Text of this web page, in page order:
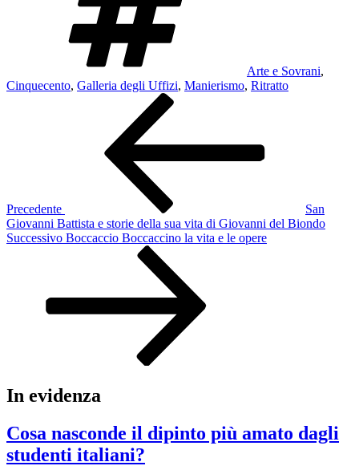
Arte e Sovrani,
Cinquecento, Galleria degli Uffizi, Manierismo, Ritratto
Precedente
San
Giovanni Battista e storie della sua vita di Giovanni del Biondo
Articolo
Successivo Boccaccio Boccaccino la vita e le opere
In evidenza
Cosa nasconde il dipinto più amato dagli
studenti italiani?